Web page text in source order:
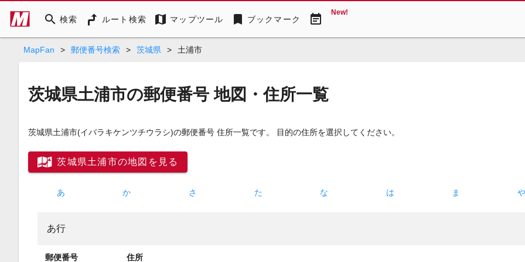
search 検索 ルート検索 map マップツール bookmark ブックマーク event_note New!
MapFan > 郵便番号検索 > 茨城県 > 土浦市
茨城県土浦市の郵便番号 地図・住所一覧
茨城県土浦市(イバラキケンツチウラシ)の郵便番号 住所一覧です。 目的の住所を選択してください。
茨城県土浦市の地図を見る
あ か さ た な は ま や
あ行
郵便番号 住所